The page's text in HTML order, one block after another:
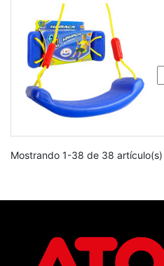
Mostrando 1-38 de 38 artículo(s)